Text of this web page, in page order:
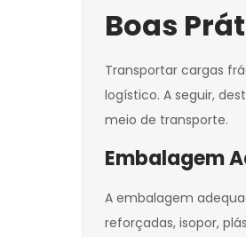
Boas
Transportar cargas
logístico. A seguir,
meio de transporte.
Embalagem
A embalagem
reforçadas, isopor,